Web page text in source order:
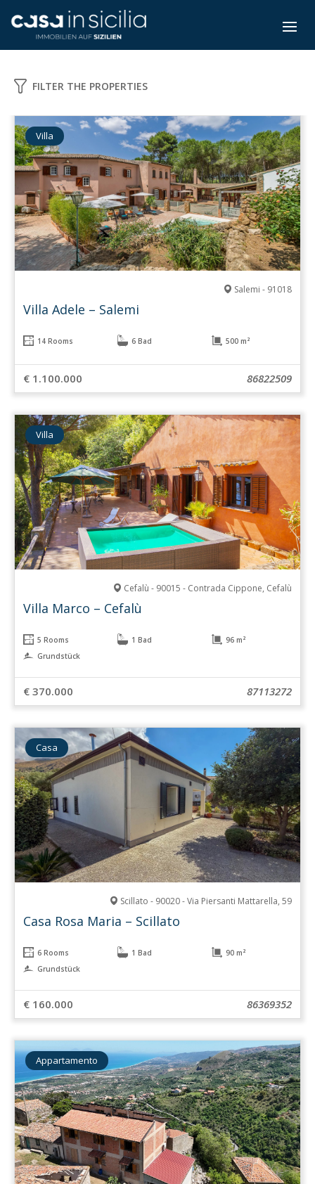
FILTER THE PROPERTIES
Villa
Salemi - 91018
Villa Adele – Salemi
14 Rooms 6 Bad 500 m²
€ 1.100.000 86822509
Villa
Cefalù - 90015 - Contrada Cippone, Cefalù
Villa Marco – Cefalù
5 Rooms 1 Bad
96 m²
Grundstück
€ 370.000 87113272
Casa
Scillato - 90020 - Via Piersanti Mattarella, 59
Casa Rosa Maria – Scillato
6 Rooms 1 Bad
90 m²
Grundstück
€ 160.000 86369352
Appartamento